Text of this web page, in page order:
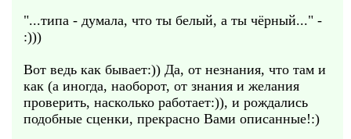
"...типа - думала, что ты белый, а ты чёрный..." -
:)))
Вот ведь как бывает:)) Да, от незнания, что там и
как (а иногда, наоборот, от знания и желания
проверить, насколько работает:)), и рождались
подобные сценки, прекрасно Вами описанные!:)